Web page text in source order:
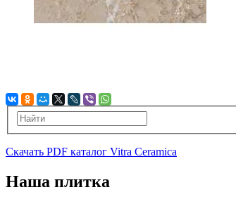
Скачать PDF каталог Vitra Ceramica
Наша плитка